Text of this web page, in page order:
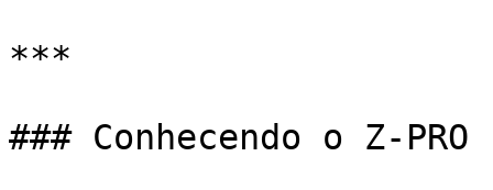
***
### Conhecendo o Z-PRO